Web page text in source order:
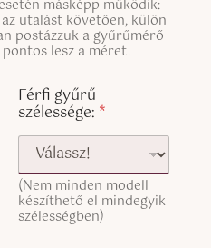
másképp működik:
utalást követően, külön
postázzuk a gyűrűmérő
lesz a méret.
Férfi gyűrű
szélessége: *
(Nem minden modell
készíthető el mindegyik
szélességben)